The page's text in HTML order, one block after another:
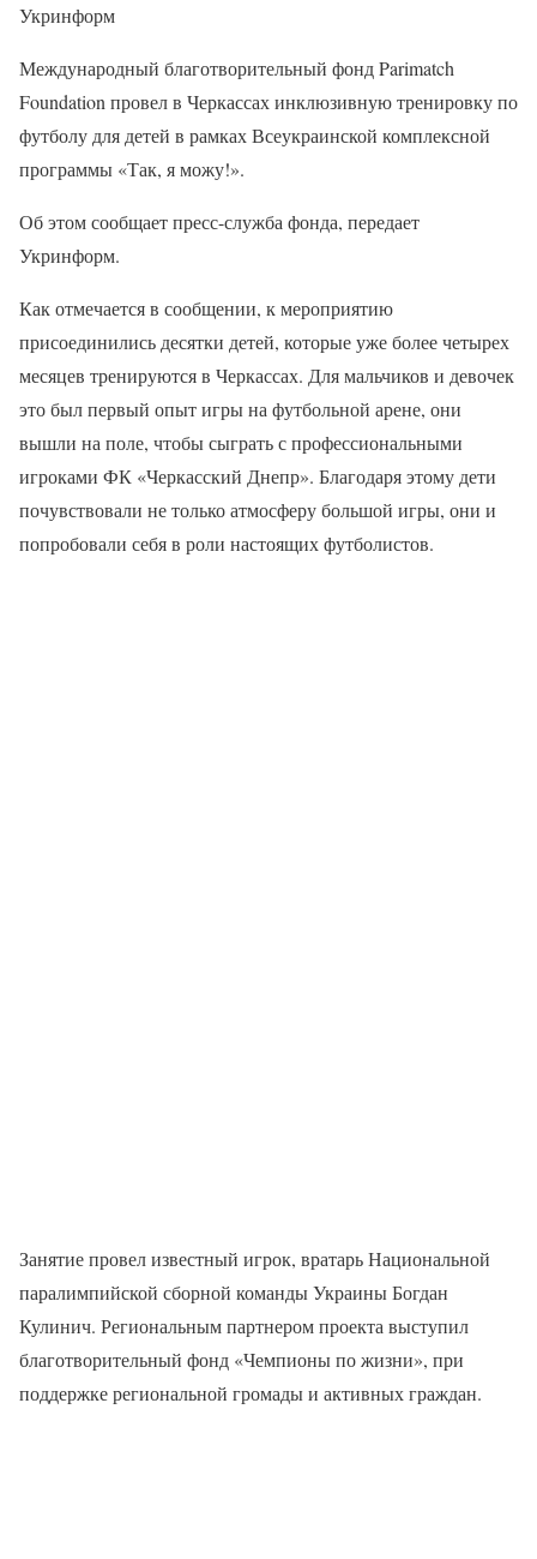
Укринформ
Международный благотворительный фонд Parimatch
Foundation провел в Черкассах инклюзивную тренировку по
футболу для детей в рамках Всеукраинской комплексной
программы «Так, я можу!».
Об этом сообщает пресс-служба фонда, передает
Укринформ.
Как отмечается в сообщении, к мероприятию
присоединились десятки детей, которые уже более четырех
месяцев тренируются в Черкассах. Для мальчиков и девочек
это был первый опыт игры на футбольной арене, они
вышли на поле, чтобы сыграть с профессиональными
игроками ФК «Черкасский Днепр». Благодаря этому дети
почувствовали не только атмосферу большой игры, они и
попробовали себя в роли настоящих футболистов.
Занятие провел известный игрок, вратарь Национальной
паралимпийской сборной команды Украины Богдан
Кулинич. Региональным партнером проекта выступил
благотворительный фонд «Чемпионы по жизни», при
поддержке региональной громады и активных граждан.